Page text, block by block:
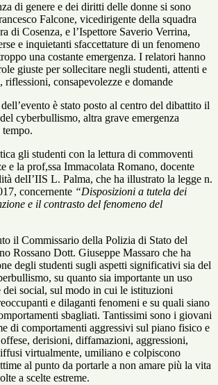
di genere e dei diritti delle donne si sono
Falcone, vicedirigente della squadra
di Cosenza, e l’Ispettore Saverio Verrina,
e inquietanti sfaccettature di un fenomeno
una costante emergenza. I relatori hanno
giuste per sollecitare negli studenti, attenti e
consapevolezze e domande
è stato posto al centro del dibattito il
cyberbullismo, altra grave emergenza
gli studenti con la lettura di commoventi
e la prof,ssa Immacolata Romano, docente
delI’IIS L. Palma, che ha illustrato la legge n.
concernente “Disposizioni a tutela dei
e il contrasto del fenomeno del
il Commissario della Polizia di Stato del
Rossano Dott. Giuseppe Massaro che ha
degli studenti sugli aspetti significativi sia del
su quanto sia importante un uso
dei social, sul modo in cui le istituzioni
e dilaganti fenomeni e su quali siano
sbagliati. Tantissimi sono i giovani
di comportamenti aggressivi sul piano fisico e
derisioni, diffamazioni, aggressioni,
virtualmente, umiliano e colpiscono
al punto da portarle a non amare più la vita
a scelte estreme.